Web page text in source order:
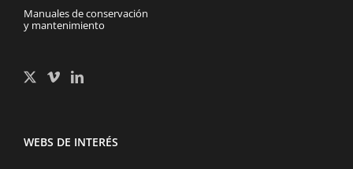
Manuales de conservación
y mantenimiento
WEBS DE INTERÉS